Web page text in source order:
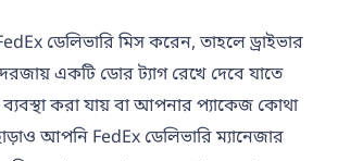
ডেলিভারি মিস করেন, তাহলে ড্রাইভার
একটি ডোর ট্যাগ রেখে দেবে যাতে
করা যায় বা আপনার প্যাকেজ কোথা
আপনি FedEx ডেলিভারি ম্যানেজার